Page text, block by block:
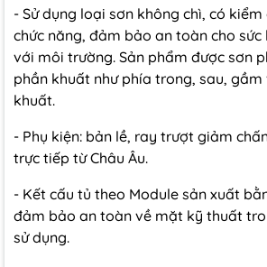
- Sử dụng loại sơn không chì, có
chức năng, đảm bảo an toàn cho
với môi trường. Sản phẩm được sơn
phần khuất như phía trong, sau, gầm
khuất.
- Phụ kiện: bản lề, ray trượt giảm
trực tiếp từ Châu Âu.
- Kết cấu tủ theo Module sản xuất
đảm bảo an toàn về mặt kỹ thuất
sử dụng.